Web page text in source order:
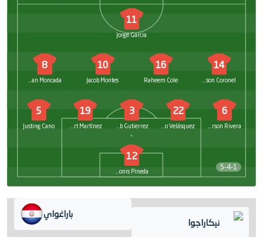
5-4-1
11
Jorge Garcia
14
Jason Coronel
16
Raheem Cole
10
Jacob Montes
8
Jonathan Moncada
6
Jefferson Rivera
22
Anyelo Velásquez
3
Joab Gutierrez
19
Evert Martínez
5
Justing Cano
12
Adonis Pineda
باراغواي
نيكاراجوا